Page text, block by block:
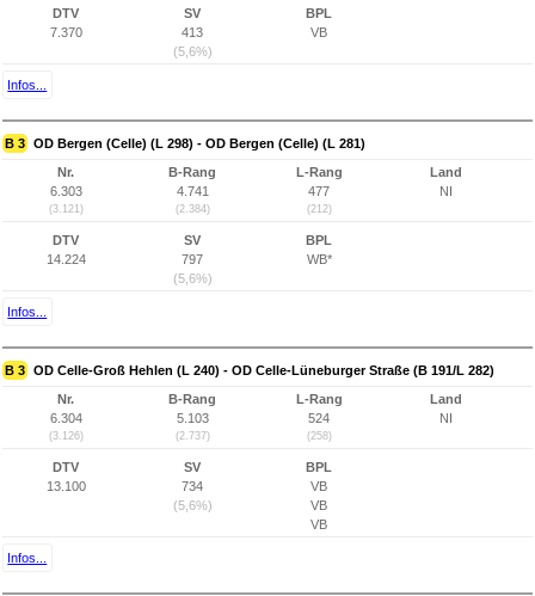
DTV
7.370
SV
413
(5,6%)
BPL
VB
Infos...
B 3 OD Bergen (Celle) (L 298) - OD Bergen (Celle) (L 281)
Nr.
6.303
(3.121)
B-Rang
4.741
(2.384)
L-Rang
477
(212)
Land
NI
DTV
14.224
SV
797
(5,6%)
BPL
WB*
Infos...
B 3 OD Celle-Groß Hehlen (L 240) - OD Celle-Lüneburger Straße (B 191/L 282)
Nr.
6.304
(3.126)
B-Rang
5.103
(2.737)
L-Rang
524
(258)
Land
NI
DTV
13.100
SV
734
(5,6%)
BPL
VB
VB
VB
Infos...